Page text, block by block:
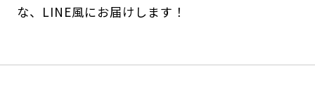
な、LINE風にお届けします！